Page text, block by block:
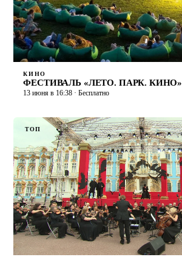
КИНО
ФЕСТИВАЛЬ «ЛЕТО. ПАРК. КИНО»
13 июня в 16:38 · Бесплатно
ТОП